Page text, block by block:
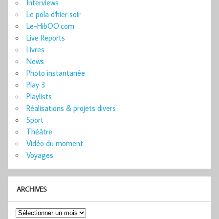
Interviews
Le pola d'hier soir
Le-HibOO.com
Live Reports
Livres
News
Photo instantanée
Play 3
Playlists
Réalisations & projets divers
Sport
Théâtre
Vidéo du moment
Voyages
ARCHIVES
Archives